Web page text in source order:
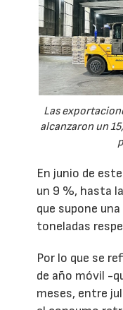
Las
alcanzaron un
En junio de
un 9 %, hasta
que supone
toneladas
Por lo que se
de año móvil -
meses, entre